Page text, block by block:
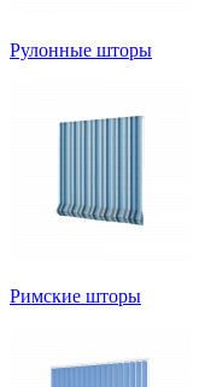
Рулонные шторы
Римские шторы